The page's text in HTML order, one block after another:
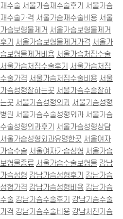
재수술 서울가슴재수술후기
서울가슴
재수술가격 서울가슴재수술비용 서울
가슴보형물제거 서울가슴보형물제거
후기
서울가슴보형물제거가격 서울가
슴보형물제거비용 서울가슴처짐수술
서울가슴처짐수술후기
서울가슴처짐
수술가격 서울가슴처짐수술비용 서울
가슴성형잘하는곳 서울가슴수술잘하
는곳 서울가슴성형외과 서울가슴성형
병원 서울가슴수술성형외과 서울가슴
수술성형외과후기
서울가슴성형상담
서울가슴성형외과유명한곳 서울여자
가슴수술 서울여자가슴성형 서울가슴
보형물종류 서울가슴수술보형물 강남
가슴성형 강남가슴성형후기
강남가슴
성형가격 강남가슴성형비용 강남가슴
수술 강남가슴수술후기
강남가슴수술
가격 강남가슴수술비용 강남처진가슴